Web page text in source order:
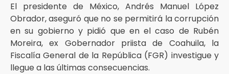
El presidente de México, Andrés Manuel López
Obrador, aseguró que no se permitirá la corrupción
en su gobierno y pidió que en el caso de Rubén
Moreira, ex Gobernador priista de Coahuila, la
Fiscalía General de la República (FGR) investigue y
llegue a las últimas consecuencias.